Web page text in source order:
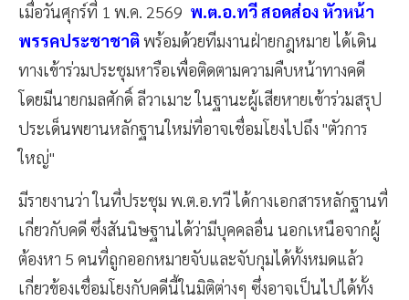
เมื่อวันศุกร์ที่ 1 พ.ค. 2569 พ.ต.อ.ทวี สอดส่อง หัวหน้า
พรรคประชาชาติพร้อมด้วยทีมงานฝ่ายกฎหมาย ได้เดิน
ทางเข้าร่วมประชุมหารือเพื่อติดตามความคืบหน้าทางคดี
โดยมีนายกมลศักดิ์ ลีวาเมาะ ในฐานะผู้เสียหายเข้าร่วมสรุป
ประเด็นพยานหลักฐานใหม่ที่อาจเชื่อมโยงไปถึง "ตัวการ
ใหญ่"
มีรายงานว่า ในที่ประชุม พ.ต.อ.ทวี ได้กางเอกสารหลักฐานที่
เกี่ยวกับคดี ซึ่งสันนิษฐานได้ว่ามีบุคคลอื่น นอกเหนือจากผู้
ต้องหา 5 คนที่ถูกออกหมายจับและจับกุมได้ทั้งหมดแล้ว
เกี่ยวข้องเชื่อมโยงกับคดีนี้ในมิติต่างๆ ซึ่งอาจเป็นไปได้ทั้ง